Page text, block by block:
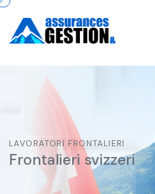
LAVORATORI FRONTALIERI
Frontalieri svizzeri